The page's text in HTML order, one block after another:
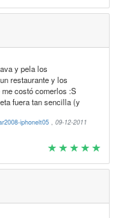
y pela los
restaurante y los
costó comerlos :S
fuera tan sencilla (y
iphonelt05 , 09-12-2011